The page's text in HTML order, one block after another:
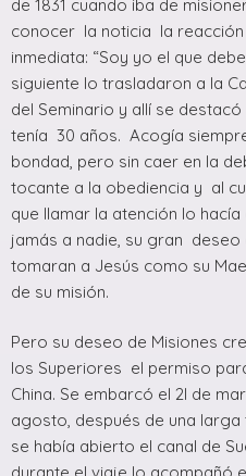
de 1831 cuando iba de
conocer la noticia la reacción
inmediata: “Soy yo el que
siguiente lo trasladaron a la
del Seminario y allí se
tenía 30 años. Acogía
bondad, pero sin caer en la
tocante a la obediencia y al
que llamar la atención lo
jamás a nadie, su gran deseo
tomaran a Jesús como su
de su misión.
Pero su deseo de Misiones
los Superiores el permiso
China. Se embarcó el 2l de
agosto, después de una
se había abierto el canal de